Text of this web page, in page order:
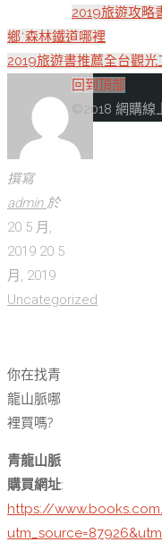
2019旅遊攻略
鄉˙森林鐵道哪裡
2019旅遊書推薦全台觀
撰寫
admin 於
20 5 月,
2019 20 5
月, 2019
Uncategorized
你在找青
龍山脈哪
裡買嗎?
青龍山脈
購買網址:
https://
回到頂部
©2018 網購線